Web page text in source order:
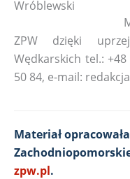
ZPW dzięki
Wędkarskich tel.:
50 84, e-mail:
Materiał
zpw.pl.